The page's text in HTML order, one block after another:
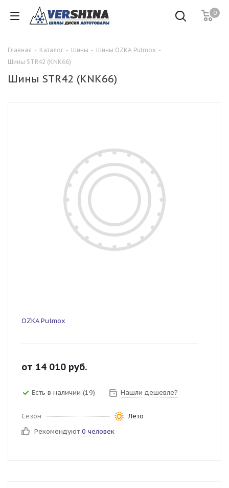
0
Главная - Каталог - Шины - Шины OZKA Pulmox -
Шины STR42 (KNK66)
Шины STR42 (KNK66)
OZKA Pulmox
от 14 010 руб.
Есть в наличии (19) Нашли дешевле?
Сезон
Лето
Рекомендуют 0 человек